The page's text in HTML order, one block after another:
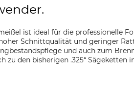
ist ideal für die professionelle
Schnittqualität und geringer
und auch zum
den bisherigen .325“ Sägeketten